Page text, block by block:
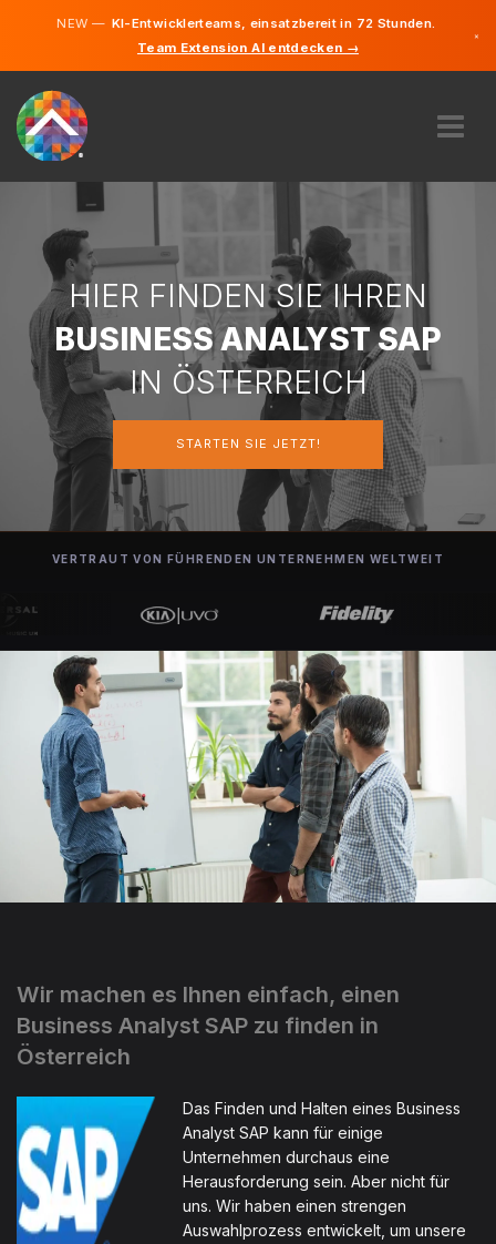
NEW —KI-Entwicklerteams, einsatzbereit in 72 Stunden.
Team Extension AI entdecken →
×
WIE FUNKTIONIERT ES?
KARRIERE
FINDEN
ÖSTERREICH
STARTEN SIE JETZT
HIER FINDEN SIE IHREN
BUSINESS ANALYST SAP
IN ÖSTERREICH
STARTEN SIE JETZT!
VERTRAUT VON FÜHRENDEN UNTERNEHMEN WELTWEIT
Wir machen es Ihnen einfach, einen
Business Analyst SAP zu finden in
Österreich
Das Finden und Halten eines Business
Analyst SAP kann für einige
Unternehmen durchaus eine
Herausforderung sein. Aber nicht für
uns. Wir haben einen strengen
Auswahlprozess entwickelt, um unsere